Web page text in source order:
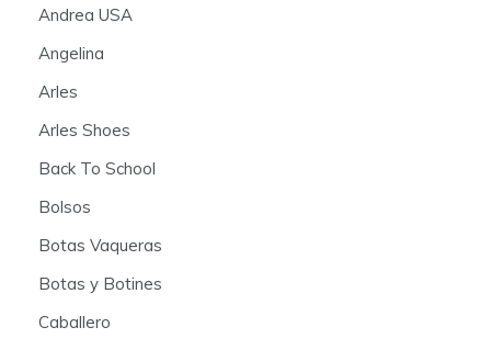
Andrea USA
Angelina
Arles
Arles Shoes
Back To School
Bolsos
Botas Vaqueras
Botas y Botines
Caballero